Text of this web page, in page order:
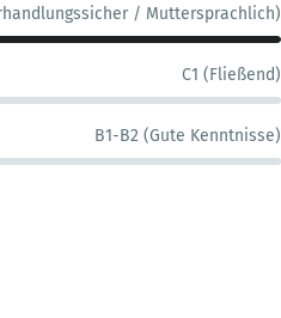
/ Muttersprachlich)
C1 (Fließend)
B1-B2 (Gute Kenntnisse)